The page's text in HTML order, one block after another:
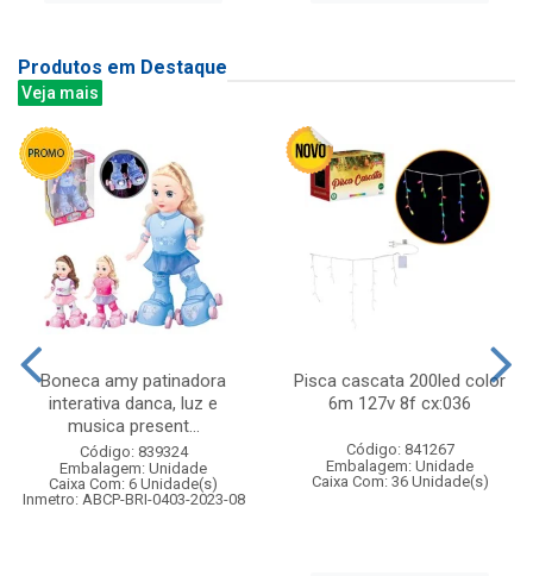
Produtos em Destaque
Veja mais
Boneca amy patinadora
interativa danca, luz e
musica present...
Código: 839324
Embalagem: Unidade
Caixa Com: 6 Unidade(s)
Inmetro: ABCP-BRI-0403-2023-08
Pisca cascata 200led color
6m 127v 8f cx:036
Código: 841267
Embalagem: Unidade
Caixa Com: 36 Unidade(s)